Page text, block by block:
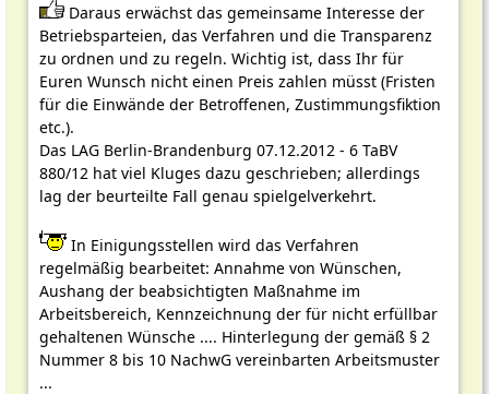
Daraus erwächst das gemeinsame Interesse der
Betriebsparteien, das Verfahren und die Transparenz
zu ordnen und zu regeln. Wichtig ist, dass Ihr für
Euren Wunsch nicht einen Preis zahlen müsst (Fristen
für die Einwände der Betroffenen, Zustimmungsfiktion
etc.).
Das LAG Berlin-Brandenburg 07.12.2012 - 6 TaBV
880/12 hat viel Kluges dazu geschrieben; allerdings
lag der beurteilte Fall genau spielgelverkehrt.
In Einigungsstellen wird das Verfahren
regelmäßig bearbeitet: Annahme von Wünschen,
Aushang der beabsichtigten Maßnahme im
Arbeitsbereich, Kennzeichnung der für nicht erfüllbar
gehaltenen Wünsche .... Hinterlegung der gemäß § 2
Nummer 8 bis 10 NachwG vereinbarten Arbeitsmuster
...